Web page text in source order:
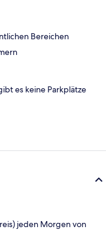
Bereichen
es keine Parkplätze
jeden Morgen von